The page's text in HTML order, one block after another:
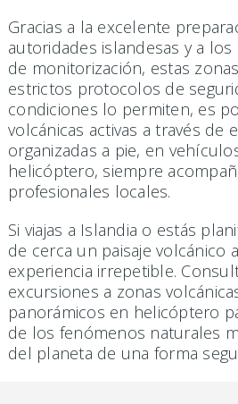
Gracias a la excelente
autoridades islandesas y a los
de monitorización, estas
estrictos protocolos de
condiciones lo permiten, es
volcánicas activas a través de
organizadas a pie, en
helicóptero, siempre
profesionales locales.
Si viajas a Islandia o estás
de cerca un paisaje volcánico
experiencia irrepetible.
excursiones a zonas
panorámicos en helicóptero
de los fenómenos naturales
del planeta de una forma